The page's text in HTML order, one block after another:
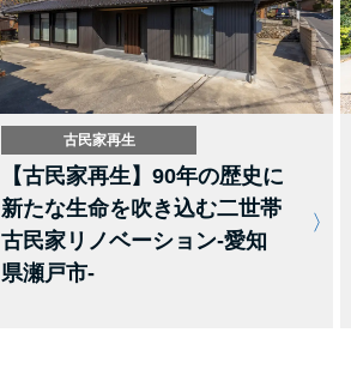
古民家再生
【古民家再生】90年の歴史に
新たな生命を吹き込む二世帯
古民家リノベーション-愛知
県瀬戸市-